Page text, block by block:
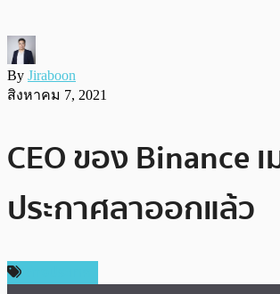
By Jiraboon
สิงหาคม 7, 2021
CEO ของ Binance
ประกาศลาออกแล้ว